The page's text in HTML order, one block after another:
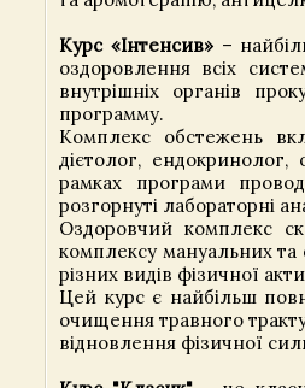
Курс «Інтенсив»–
оздоровлення всіх
внутрішніх органів
программу.
Комплекс обстежень
дієтолог,
рамках програми
розгорнуті лабораторні
Оздоровчий комплекс
комплексу мануальних
різних видів фізичної
Цей курс є найбільш
очищення травного
відновлення фізичної